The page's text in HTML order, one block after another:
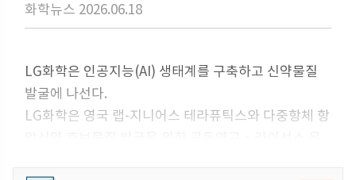
화학뉴스 2026.06.18
LG화학은 인공지능(AI) 생태계를 구축하고 신약물질
발굴에 나선다.
LG화학은 영국 랩-지니어스 테라퓨틱스와 다중항체 항